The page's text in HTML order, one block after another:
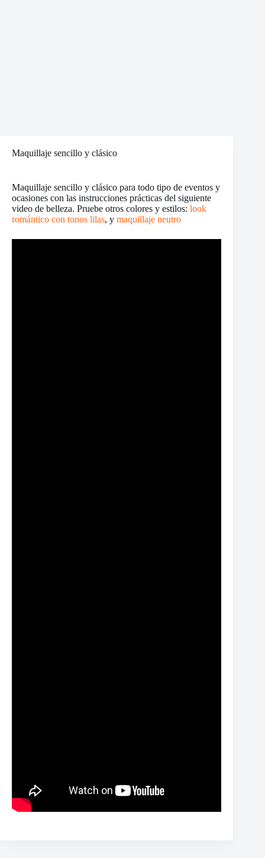
Maquillaje sencillo y clásico
Maquillaje sencillo y clásico para todo tipo de eventos y
ocasiones con las instrucciones prácticas del siguiente
video de belleza. Pruebe otros colores y estilos: look
romántico con tonos lilas, y maquillaje neutro